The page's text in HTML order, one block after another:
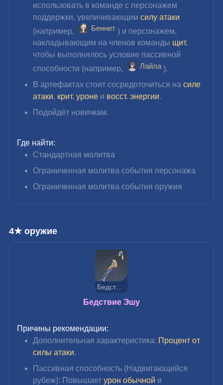
использовать в команде с персонажем
поддержки, увеличивающим силу атаки
(например,
Беннет ) и персонажем,
накладывающим на членов команды щит,
чтобы выполнялось условие пассивной
способности (например,
Лайла ).
В артефактах стоит сосредоточиться на силе
атаки, крит. уроне и восст. энергии.
Подойдёт новичкам.
Где найти:
Стандартная молитва
Ограниченная молитва события персонажа
Ограниченная молитва события оружия
4★ оружие
Бедствие Эшу
Бедствие Эшу
Причины рекомендации:
Дополнительная характеристика: Процент от
силы атаки.
Пассивная способность (Надвигающийся
рубеж): Повышает урон обычной и